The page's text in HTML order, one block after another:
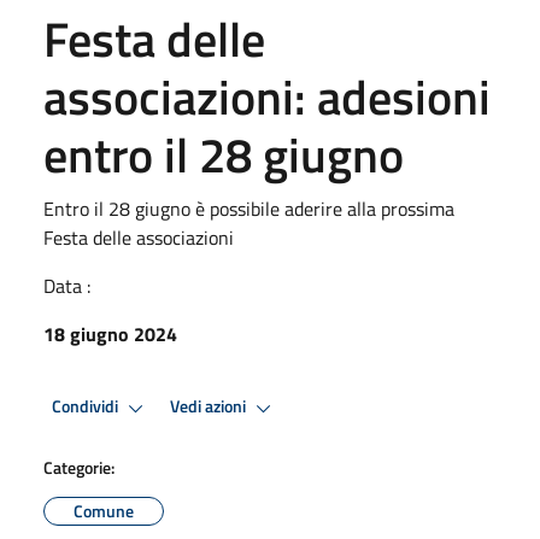
Festa delle
associazioni: adesioni
entro il 28 giugno
Entro il 28 giugno è possibile aderire alla prossima
Festa delle associazioni
Data :
18 giugno 2024
Condividi Vedi azioni
Categorie:
Comune